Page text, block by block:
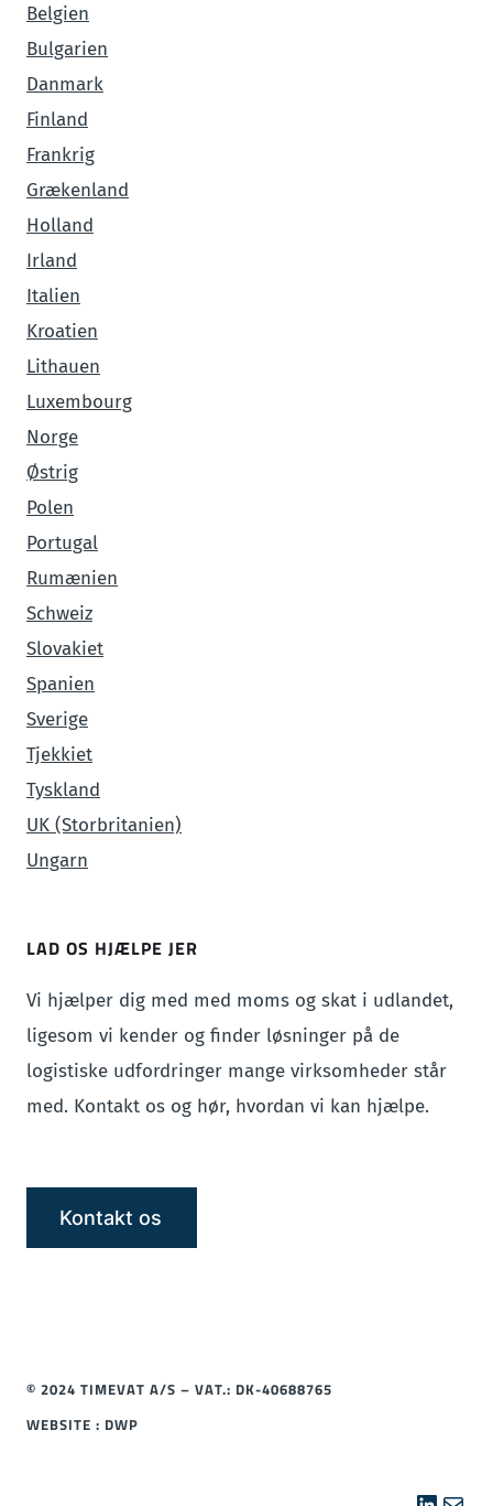
Belgien
Bulgarien
Danmark
Finland
Frankrig
Grækenland
Holland
Irland
Italien
Kroatien
Lithauen
Luxembourg
Norge
Østrig
Polen
Portugal
Rumænien
Schweiz
Slovakiet
Spanien
Sverige
Tjekkiet
Tyskland
UK (Storbritanien)
Ungarn
LAD OS HJÆLPE JER
Vi hjælper dig med med moms og skat i udlandet,
ligesom vi kender og finder løsninger på de
logistiske udfordringer mange virksomheder står
med. Kontakt os og hør, hvordan vi kan hjælpe.
Kontakt os
© 2024 TIMEVAT A/S – VAT.: DK-40688765
WEBSITE : DWP